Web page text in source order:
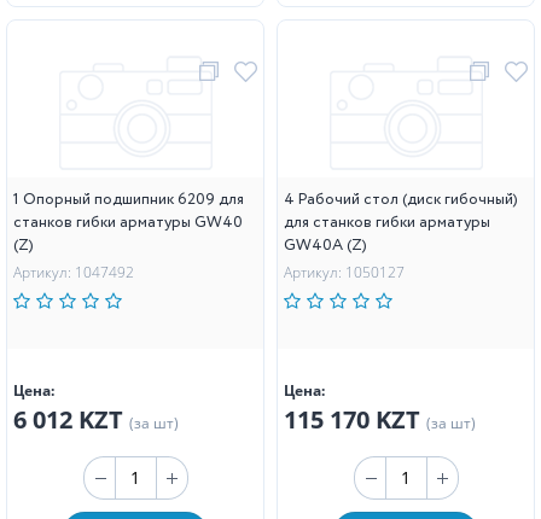
1 Опорный подшипник 6209 для
станков гибки арматуры GW40
(Z)
Артикул: 1047492
Цена:
6 012 KZT (за шт)
4 Рабочий стол (диск гибочный)
для станков гибки арматуры
GW40A (Z)
Артикул: 1050127
Цена:
115 170 KZT (за шт)